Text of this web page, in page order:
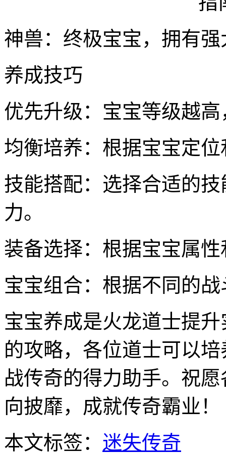
神兽：终极宝宝，拥有
养成技巧
优先升级：宝宝等级越
均衡培养：根据宝宝定
技能搭配：选择合适的
力。
装备选择：根据宝宝属
宝宝组合：根据不同的
宝宝养成是火龙道士提
的攻略，各位道士可以
战传奇的得力助手。祝
向披靡，成就传奇霸业！
本文标签： 迷失传奇